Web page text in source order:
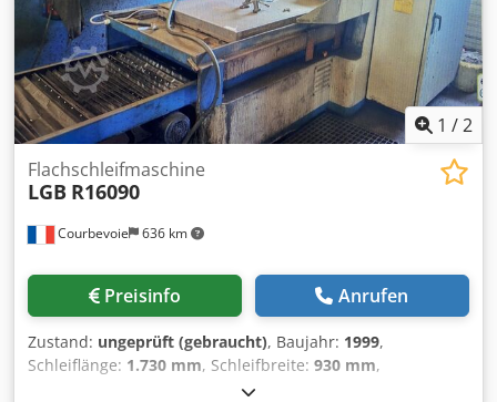
1 /2
Courbevoie 636 km
Flachschleifmaschine
LGB R16090
Preisinfo Anrufen
Zustand: ungeprüft (gebraucht), Baujahr: 1999,
Schleiflänge: 1.730 mm, Schleifbreite: 930 mm,
, 3 automatische Achsen